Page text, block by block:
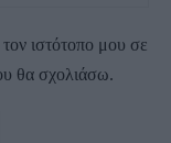
ιστότοπο μου σε
θα σχολιάσω.